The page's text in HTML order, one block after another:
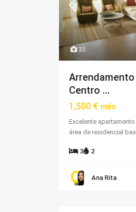
33
Centro ...
1,500 € mês
Excelente
área de residencial
3 2
Ana Rita